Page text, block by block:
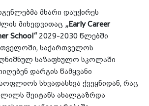
მხარი დაუჭირეს
მიხედვითაც „Early Career
School“2029-2030 წლებში
საქართველოს
საზაფხულო სკოლაში
დარგის წამყვანი
სხვადასხვა ქვეყნიდან, რაც
შეიტანს ახალგაზრდა